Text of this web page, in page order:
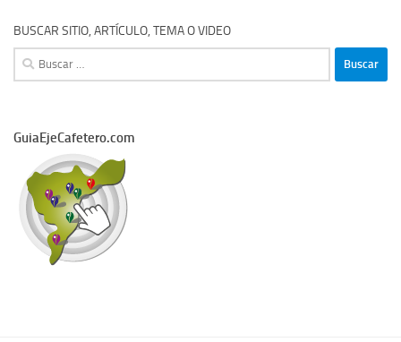
BUSCAR SITIO, ARTÍCULO, TEMA O VIDEO
Buscar:
GuiaEjeCafetero.com